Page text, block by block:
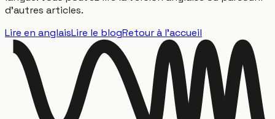
d'autres articles.
Lire en anglaisLire le blogRetour à l'accueil